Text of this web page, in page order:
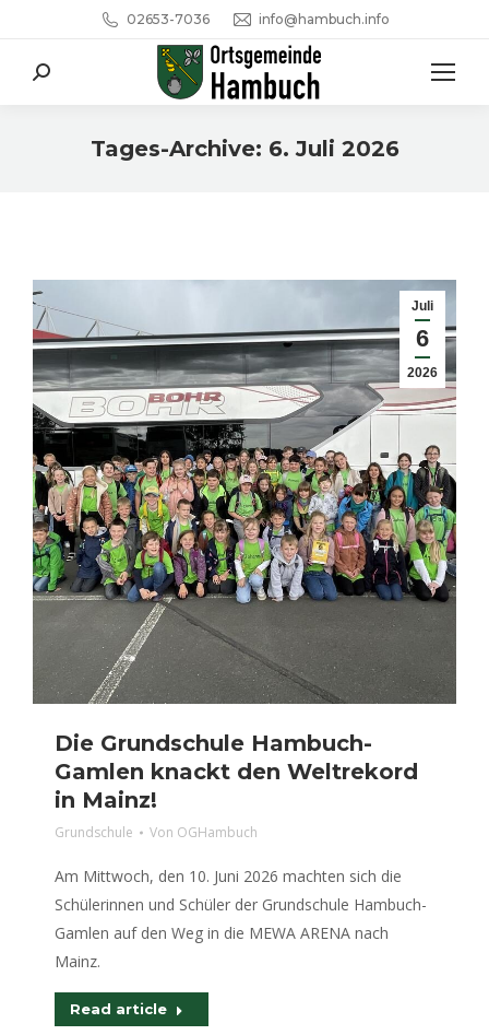
02653-7036 info@hambuch.info
Search:
Tages-Archive: 6. Juli 2026
Juli
6
2026
Die Grundschule Hambuch-
Gamlen knackt den Weltrekord
in Mainz!
Grundschule Von OGHambuch
Am Mittwoch, den 10. Juni 2026 machten sich die
Schülerinnen und Schüler der Grundschule Hambuch-
Gamlen auf den Weg in die MEWA ARENA nach
Mainz.
Read article